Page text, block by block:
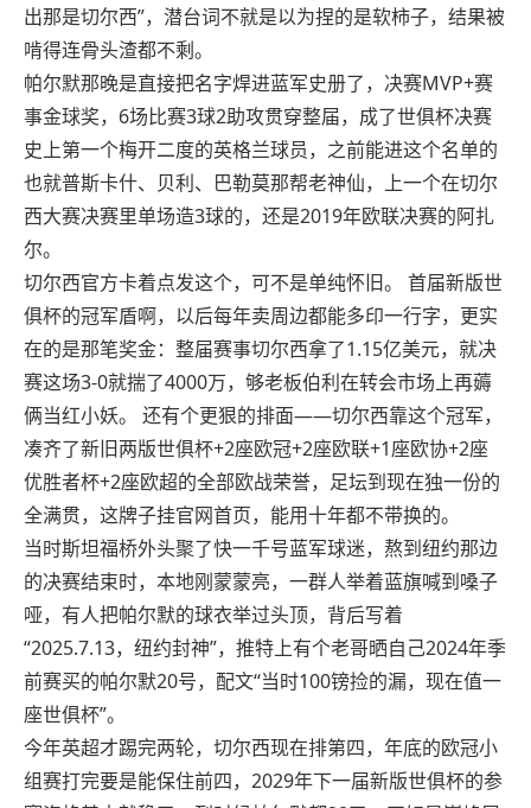
出那是切尔西”，潜台词不就是以为捏的是软柿子，结果被
啃得连骨头渣都不剩。
帕尔默那晚是直接把名字焊进蓝军史册了，决赛MVP+赛
事金球奖，6场比赛3球2助攻贯穿整届，成了世俱杯决赛
史上第一个梅开二度的英格兰球员，之前能进这个名单的
也就普斯卡什、贝利、巴勒莫那帮老神仙，上一个在切尔
西大赛决赛里单场造3球的，还是2019年欧联决赛的阿扎
尔。
切尔西官方卡着点发这个，可不是单纯怀旧。 首届新版世
俱杯的冠军盾啊，以后每年卖周边都能多印一行字，更实
在的是那笔奖金：整届赛事切尔西拿了1.15亿美元，就决
赛这场3-0就揣了4000万，够老板伯利在转会市场上再薅
俩当红小妖。 还有个更狠的排面——切尔西靠这个冠军，
凑齐了新旧两版世俱杯+2座欧冠+2座欧联+1座欧协+2座
优胜者杯+2座欧超的全部欧战荣誉，足坛到现在独一份的
全满贯，这牌子挂官网首页，能用十年都不带换的。
当时斯坦福桥外头聚了快一千号蓝军球迷，熬到纽约那边
的决赛结束时，本地刚蒙蒙亮，一群人举着蓝旗喊到嗓子
哑，有人把帕尔默的球衣举过头顶，背后写着
“2025.7.13，纽约封神”，推特上有个老哥晒自己2024年季
前赛买的帕尔默20号，配文“当时100镑捡的漏，现在值一
座世俱杯”。
今年英超才踢完两轮，切尔西现在排第四，年底的欧冠小
组赛打完要是能保住前四，2029年下一届新版世俱杯的参